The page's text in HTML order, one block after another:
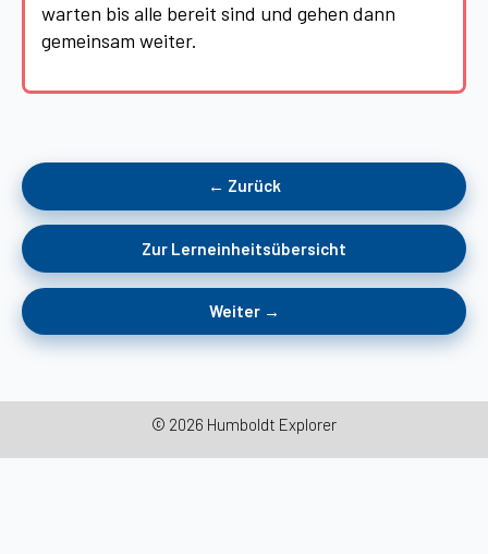
warten bis alle bereit sind und gehen dann
gemeinsam weiter.
← Zurück
Zur Lerneinheitsübersicht
Weiter →
© 2026 Humboldt Explorer